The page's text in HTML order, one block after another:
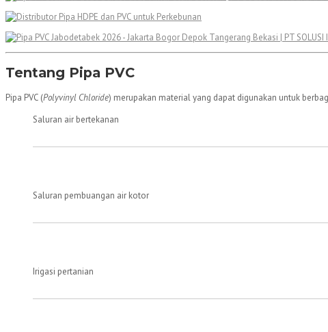
Tentang Pipa PVC
Pipa PVC (Polyvinyl Chloride) merupakan material yang dapat digunakan untuk
Saluran air bertekanan
Saluran pembuangan air kotor
Irigasi pertanian